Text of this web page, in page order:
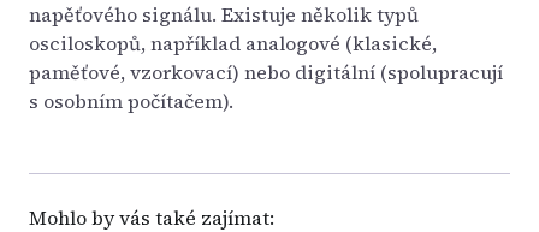
napěťového signálu. Existuje několik typů
osciloskopů, například analogové (klasické,
paměťové, vzorkovací) nebo digitální (spolupracují
s osobním počítačem).
Mohlo by vás také zajímat: